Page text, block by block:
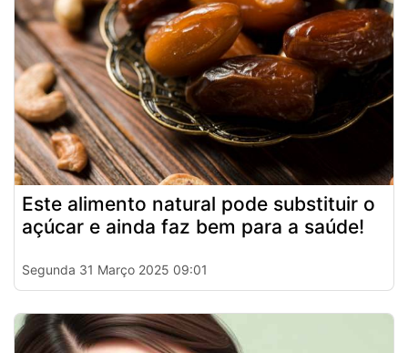
Este alimento natural pode substituir o
açúcar e ainda faz bem para a saúde!
Segunda 31 Março 2025 09:01